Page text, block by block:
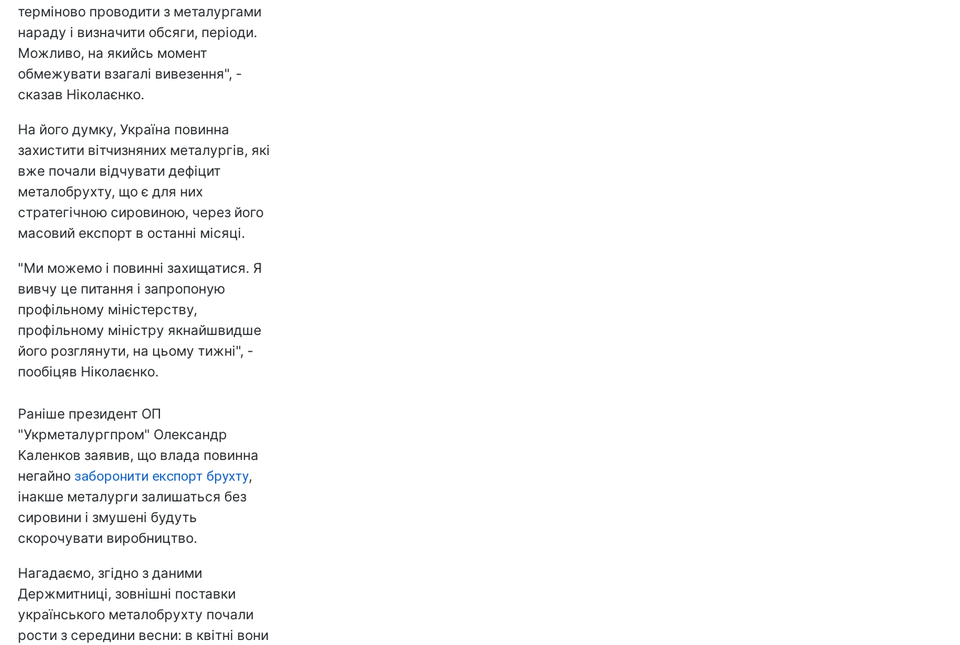
терміново проводити з металургами
нараду і визначити обсяги, періоди.
Можливо, на якийсь момент
обмежувати взагалі вивезення", -
сказав Ніколаєнко.
На його думку, Україна повинна
захистити вітчизняних металургів, які
вже почали відчувати дефіцит
металобрухту, що є для них
стратегічною сировиною, через його
масовий експорт в останні місяці.
"Ми можемо і повинні захищатися. Я
вивчу це питання і запропоную
профільному міністерству,
профільному міністру якнайшвидше
його розглянути, на цьому тижні", -
пообіцяв Ніколаєнко.
Раніше президент ОП
"Укрметалургпром" Олександр
Каленков заявив, що влада повинна
негайно заборонити експорт брухту,
інакше металурги залишаться без
сировини і змушені будуть
скорочувати виробництво.
Нагадаємо, згідно з даними
Держмитниці, зовнішні поставки
українського металобрухту почали
рости з середини весни: в квітні вони